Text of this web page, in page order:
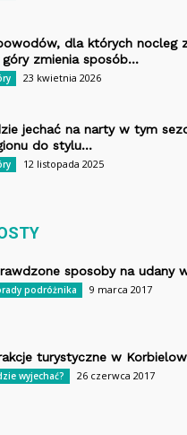
dla których nocleg
góry zmienia sposób...
23 kwietnia 2026
jechać na narty w tym
do stylu...
12 listopada 2025
sposoby na udany
podróżnika 9 marca 2017
turystyczne w
wyjechać? 26 czerwca 2017